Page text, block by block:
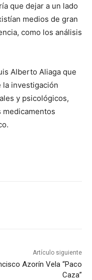
que dejar a un lado
medios de gran
como los análisis
Alberto Aliaga que
la investigación
y psicológicos,
Artículo siguiente
Azorín Vela “Paco
Caza”